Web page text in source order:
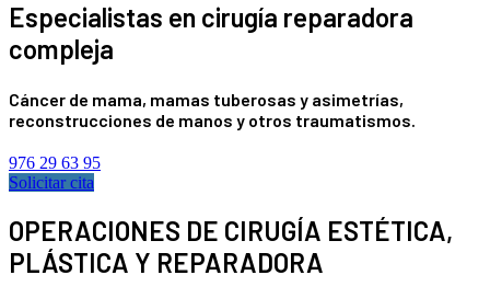
Especialistas en cirugía reparadora
compleja
Cáncer de mama, mamas tuberosas y asimetrías,
reconstrucciones de manos y otros traumatismos.
976 29 63 95
Solicitar cita
OPERACIONES DE CIRUGÍA ESTÉTICA,
PLÁSTICA Y REPARADORA